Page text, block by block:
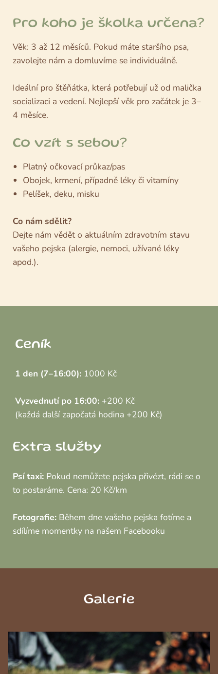
Pro koho je školka určena?
Věk: 3 až 12 měsíců. Pokud máte staršího psa,
zavolejte nám a domluvíme se individuálně.
Ideální pro štěňátka, která potřebují už od malička
socializaci a vedení. Nejlepší věk pro začátek je 3–
4 měsíce.
Co vzít s sebou?
Platný očkovací průkaz/pas
Obojek, krmení, případně léky či vitamíny
Pelíšek, deku, misku
Co nám sdělit?
Dejte nám vědět o aktuálním zdravotním stavu
vašeho pejska (alergie, nemoci, užívané léky
apod.).
Ceník
1 den (7–16:00): 1000 Kč
Vyzvednutí po 16:00: +200 Kč
(každá další započatá hodina +200 Kč)
Extra služby
Psí taxi: Pokud nemůžete pejska přivézt, rádi se o
to postaráme. Cena: 20 Kč/km
Fotografie: Během dne vašeho pejska fotíme a
sdílíme momentky na našem Facebooku
Galerie